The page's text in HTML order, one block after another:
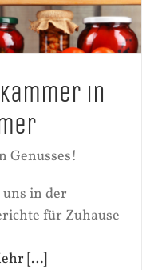
in
Genusses!
in der
für Zuhause
[…]